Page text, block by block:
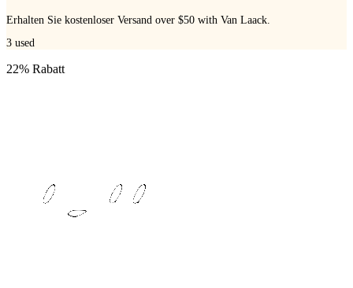
Erhalten Sie kostenloser Versand over $50 with Van Laack.
3 used
22% Rabatt